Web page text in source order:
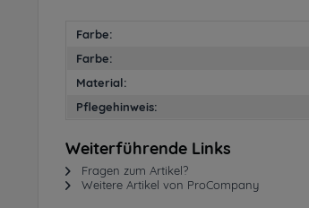
Farbe:
Farbe:
Material:
Pflegehinweis:
Weiterführende Links
Fragen zum Artikel?
Weitere Artikel von ProCompany